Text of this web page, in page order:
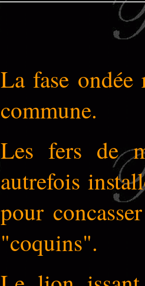
La fase
commune.
Les fers de
autrefois
pour
"coquins".